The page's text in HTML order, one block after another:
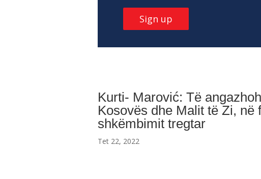
Sign up
Kurti- Marović: Të
Kosovës dhe Malit të Zi, në
shkëmbimit tregtar
Tet 22, 2022